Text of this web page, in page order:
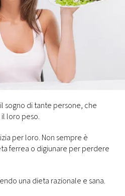
sogno di tante persone, che
loro peso.
per loro. Non sempre è
ferrea o digiunare per perdere
una dieta razionale e sana.